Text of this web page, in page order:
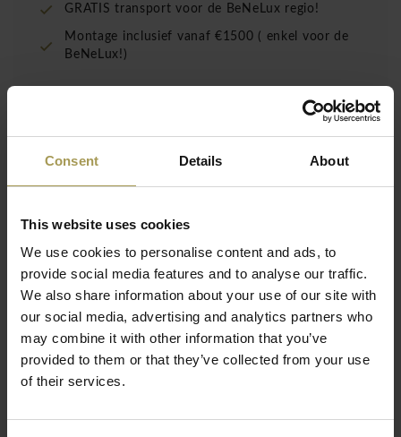
Consent Details About
This website uses cookies
We use cookies to personalise content and ads, to
provide social media features and to analyse our traffic.
We also share information about your use of our site with
our social media, advertising and analytics partners who
may combine it with other information that you’ve
provided to them or that they’ve collected from your use
of their services.
GRATIS transport voor de BeNeLux regio!
Montage inclusief vanaf €1500 ( enkel voor de
BeNeLux!)
sit hoge kruk met metalen onderstel.
voor Narbutas
Materiaal:Stof: 88% Wol, 12% Polyamide(100.000
Martindale-cycli, ontvlambaarheid), spaanplaat en
vezelspaanderplaten, Stalen raamwerk. Volledig gegoten
in koudgeharde polyurethaan. Onderstel in metaal
Maten 64cm:H: 84,5 x B :50,5 x D 50,5 cm,74cm:
94,5 x B :51 x D 51 cm
Zithoogte:64 of 74cm
Lees meer